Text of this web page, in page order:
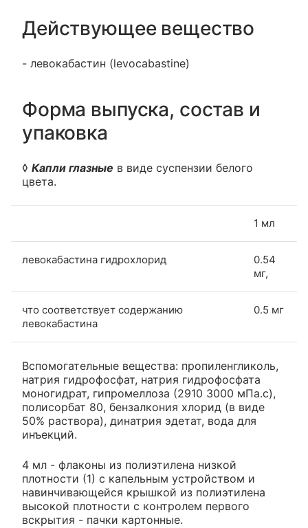
Действующее вещество
- левокабастин (levocabastine)
Форма выпуска, состав и
упаковка
◊ Капли глазные в виде суспензии белого
цвета.
1 мл
левокабастина гидрохлорид
0.54
мг,
что соответствует содержанию
левокабастина
0.5 мг
Вспомогательные вещества: пропиленгликоль,
натрия гидрофосфат, натрия гидрофосфата
моногидрат, гипромеллоза (2910 3000 мПа.с),
полисорбат 80, бензалкония хлорид (в виде
50% раствора), динатрия эдетат, вода для
инъекций.
4 мл - флаконы из полиэтилена низкой
плотности (1) с капельным устройством и
навинчивающейся крышкой из полиэтилена
высокой плотности с контролем первого
вскрытия - пачки картонные.